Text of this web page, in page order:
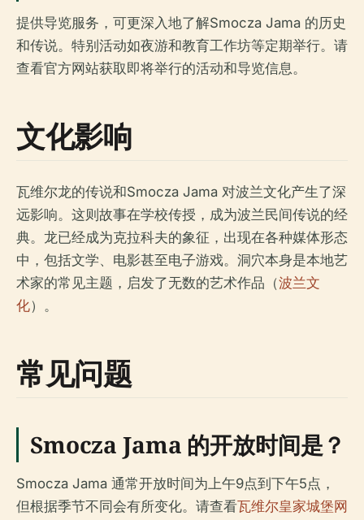
提供导览服务，可更深入地了解Smocza Jama 的历史
和传说。特别活动如夜游和教育工作坊等定期举行。请
查看官方网站获取即将举行的活动和导览信息。
文化影响
瓦维尔龙的传说和Smocza Jama 对波兰文化产生了深
远影响。这则故事在学校传授，成为波兰民间传说的经
典。龙已经成为克拉科夫的象征，出现在各种媒体形态
中，包括文学、电影甚至电子游戏。洞穴本身是本地艺
术家的常见主题，启发了无数的艺术作品（波兰文
化）。
常见问题
Smocza Jama 的开放时间是？
Smocza Jama 通常开放时间为上午9点到下午5点，
但根据季节不同会有所变化。请查看瓦维尔皇家城堡网